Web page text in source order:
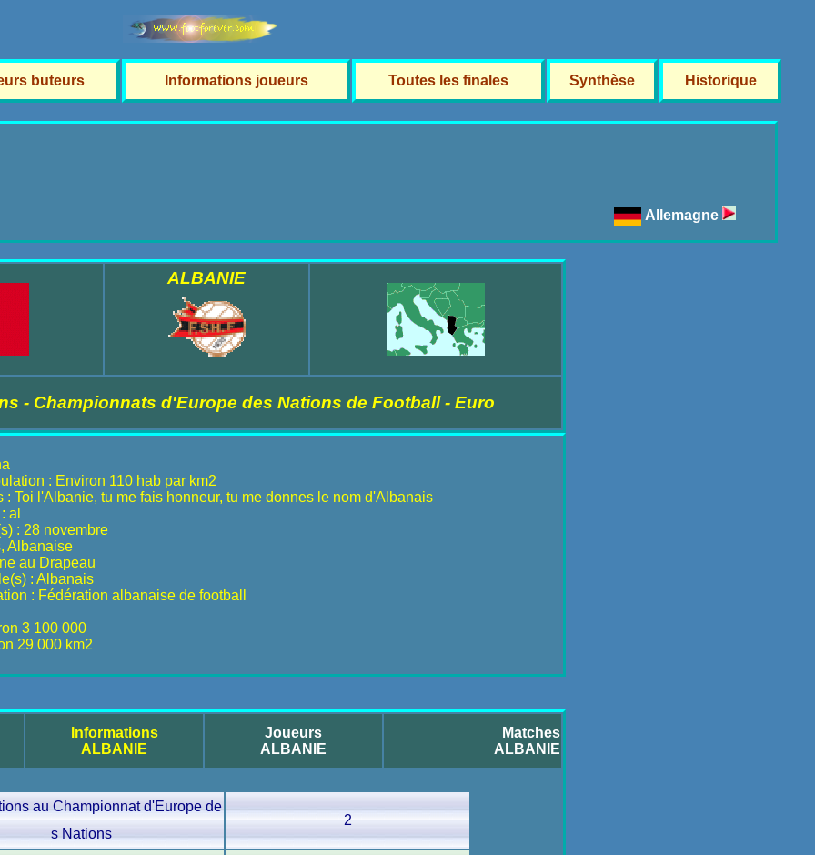
buteurs Informations joueurs Toutes les finales Synthèse Historique
Allemagne
ALBANIE
- Championnats d'Europe des Nations de Football - Euro
: Environ 110 hab par km2
: Toi l'Albanie, tu me fais honneur, tu me donnes le nom d'Albanais
al
: 28 novembre
Albanaise
au Drapeau
: Albanais
: Fédération albanaise de football
3 100 000
29 000 km2
Informations
ALBANIE
Joueurs
ALBANIE
Matches
ALBANIE
au Championnat d'Europe de
s Nations
2